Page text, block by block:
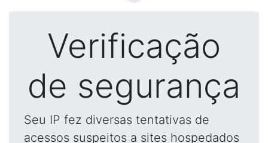
Verificação
de segurança
Seu IP fez diversas tentativas de
acessos suspeitos a sites hospedados